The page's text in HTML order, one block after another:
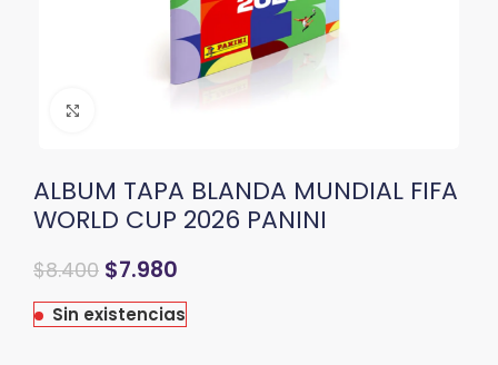
ALBUM TAPA BLANDA MUNDIAL FIFA
WORLD CUP 2026 PANINI
El
original
$8.400El
actual
$7.980
Sin existencias